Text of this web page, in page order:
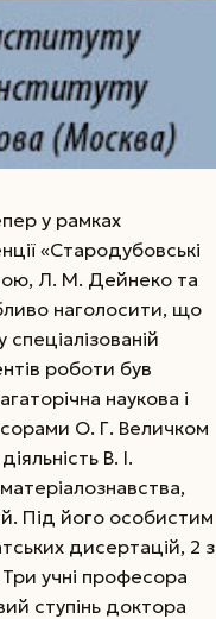
у рамках
«Стародубовські
Л. М. Дейнеко та
наголосити, що
роботи був
наукова і
О. Г. Величком
В. І.
Під його особистим
дисертацій, 2 з
учні професора
ступінь доктора